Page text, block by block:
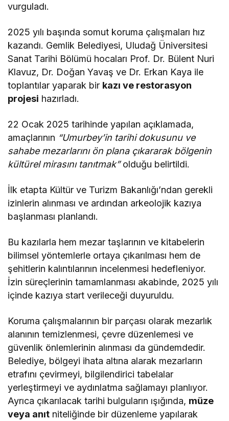
vurguladı​.
2025 yılı başında somut koruma çalışmaları hız
kazandı. Gemlik Belediyesi, Uludağ Üniversitesi
Sanat Tarihi Bölümü hocaları Prof. Dr. Bülent Nuri
Klavuz, Dr. Doğan Yavaş ve Dr. Erkan Kaya ile
toplantılar yaparak bir kazı ve restorasyon
projesi hazırladı​.​
22 Ocak 2025 tarihinde yapılan açıklamada,
amaçlarının “Umurbey’in tarihi dokusunu ve
sahabe mezarlarını ön plana çıkararak bölgenin
kültürel mirasını tanıtmak”olduğu belirtildi.​
İlk etapta Kültür ve Turizm Bakanlığı’ndan gerekli
izinlerin alınması ve ardından arkeolojik kazıya
başlanması planlandı​.
Bu kazılarla hem mezar taşlarının ve kitabelerin
bilimsel yöntemlerle ortaya çıkarılması hem de
şehitlerin kalıntılarının incelenmesi hedefleniyor.
İzin süreçlerinin tamamlanması akabinde, 2025 yılı
içinde kazıya start verileceği duyuruldu​.​
Koruma çalışmalarının bir parçası olarak mezarlık
alanının temizlenmesi, çevre düzenlemesi ve
güvenlik önlemlerinin alınması da gündemdedir.
Belediye, bölgeyi ihata altına alarak mezarların
etrafını çevirmeyi, bilgilendirici tabelalar
yerleştirmeyi ve aydınlatma sağlamayı planlıyor.
Ayrıca çıkarılacak tarihi bulguların ışığında, müze
veya anıt niteliğinde bir düzenleme yapılarak